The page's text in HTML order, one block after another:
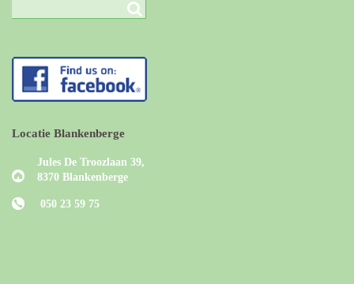
Locatie Blankenberge
Jules De Troozlaan 39,
8370 Blankenberge
050 23 59 75